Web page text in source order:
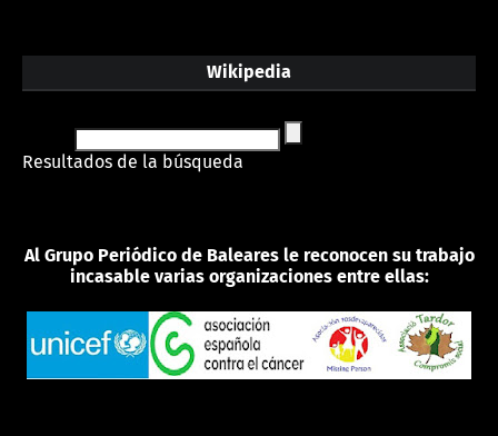
Wikipedia
Resultados de la búsqueda
Al Grupo Periódico de Baleares le reconocen su trabajo
incasable varias organizaciones entre ellas: